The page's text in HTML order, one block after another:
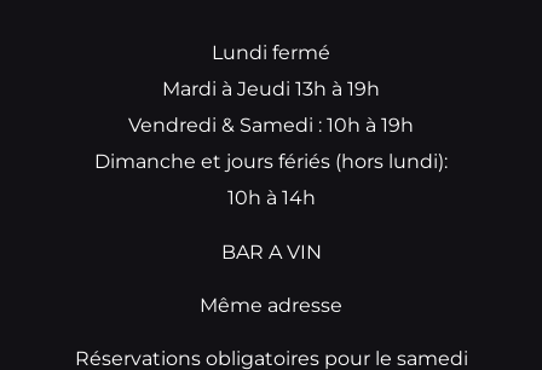
Lundi fermé
Mardi à Jeudi 13h à 19h
Vendredi & Samedi : 10h à 19h
Dimanche et jours fériés (hors lundi):
10h à 14h
BAR A VIN
Même adresse
Réservations obligatoires pour le samedi